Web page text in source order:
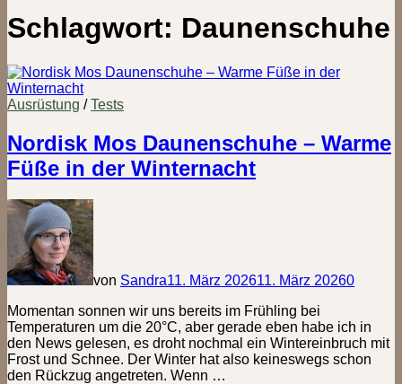
Schlagwort: Daunenschuhe
Ausrüstung /Tests
Nordisk Mos Daunenschuhe – Warme
Füße in der Winternacht
von Sandra11. März 202611. März 20260
Momentan sonnen wir uns bereits im Frühling bei
Temperaturen um die 20°C, aber gerade eben habe ich in
den News gelesen, es droht nochmal ein Wintereinbruch mit
Frost und Schnee. Der Winter hat also keineswegs schon
den Rückzug angetreten. Wenn …